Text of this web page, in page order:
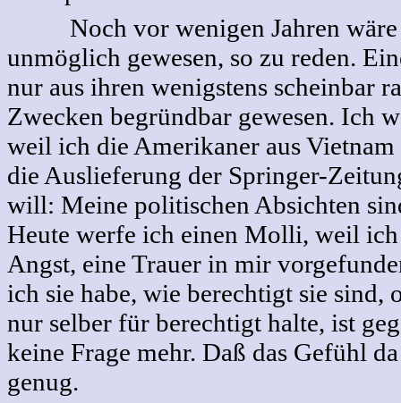
Noch vor wenigen Jahren wäre
unmöglich gewesen, so zu reden.
nur aus ihren wenigstens scheinbar
Zwecken begründbar gewesen. Ich
weil ich die Amerikaner aus
die Auslieferung der Springer-
will: Meine politischen Absichten
Heute werfe ich einen Molli, weil ich
Angst, eine Trauer in mir
ich sie habe, wie berechtigt sie sind,
nur selber für berechtigt halte, ist
keine Frage mehr. Daß das Gefühl
genug.